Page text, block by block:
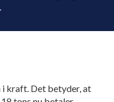
kraft. Det betyder, at